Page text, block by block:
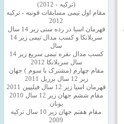
(تركيه - 2012)
مقام اول تیمی مسابقات قونیه - ترکیه
2012
قهرمان اسیا در رده سنی زیر 14 سال
سريلانكا و کسب مدال تیمی زیر 14
سال
کسب مدال نقره تیمی سریع زیر 14
سال سریلانکا 2012
مقام چهارم (مشترک با سوم ) جهان
زیر 12 سال برزیل 2011
قهرمان اسيا زير 12 سال فیلیپین 2011
مقام ششم جهان زیر 12 سال 2010
یونان
مقام هفتم جهان زیر 10 سال ترکیه
2009